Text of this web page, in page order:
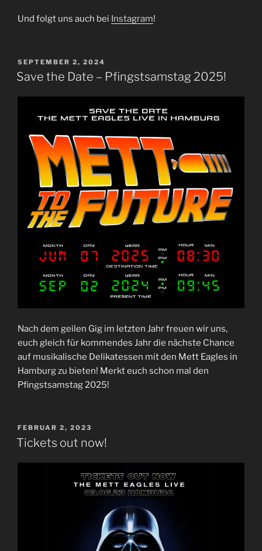
Und folgt uns auch bei Instagram!
VERÖFFENTLICHT
AM
SEPTEMBER 2, 2024
Save the Date – Pfingstsamstag 2025!
Nach dem geilen Gig im letzten Jahr freuen wir uns,
euch gleich für kommendes Jahr die nächste Chance
auf musikalische Delikatessen mit den Mett Eagles in
Hamburg zu bieten! Merkt euch schon mal den
Pfingstsamstag 2025!
VERÖFFENTLICHT
AM
FEBRUAR 2, 2023
Tickets out now!